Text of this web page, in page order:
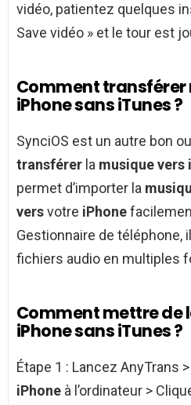
vidéo, patientez quelques
Save vidéo » et le tour est
Comment transférer
iPhone sans iTunes ?
SynciOS est un autre bon
transférer la musique vers
permet d’importer la
versvotre iPhone
Gestionnaire de téléphone,
fichiers audio en multiples
Comment mettre de
iPhone sans iTunes ?
Étape 1 : Lancez AnyTrans
iPhone à l’ordinateur >